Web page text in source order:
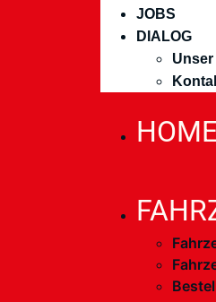
JOBS
DIALOG
Unser
HOME